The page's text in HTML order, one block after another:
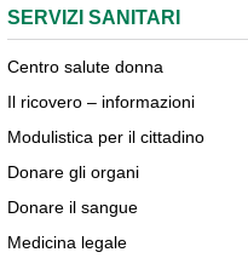
SERVIZI SANITARI
Centro salute donna
Il ricovero – informazioni
Modulistica per il cittadino
Donare gli organi
Donare il sangue
Medicina legale